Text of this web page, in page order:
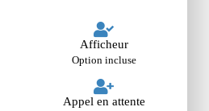
Afficheur
Option incluse
Appel en attente